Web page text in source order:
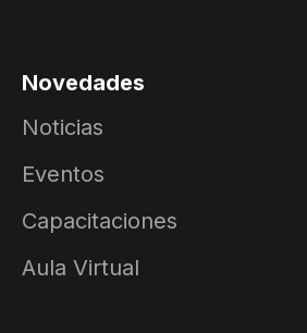
Novedades
Noticias
Eventos
Capacitaciones
Aula Virtual